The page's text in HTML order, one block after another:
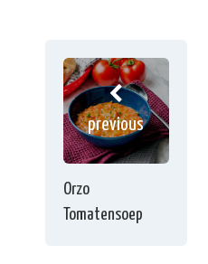
previous
Orzo
Tomatensoep